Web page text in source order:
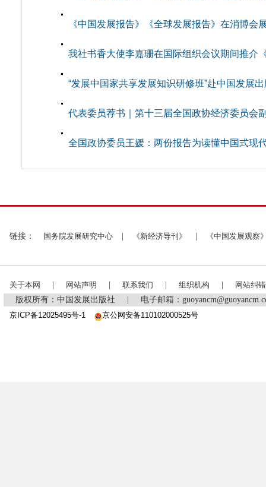
《中国发展报告》《全球发展报告》在消博会
我社书香大使李嘉珊在国际组织会议期间推介
“发展中国家共享发展知识研修班”赴中国发展
代表委员荐书｜第十三届全国政协经济委员会
全国政协委员王媛：两份报告为读懂中国式现
链接： 国务院发展研究中心 《新经济导刊》 《中国发展观察
关于本网 网站声明 联系我们 组织机构
网站纠错
版权所有：中国发展出版社
电子邮箱：
京ICP备12025495号-1
京公网安备110102000525号